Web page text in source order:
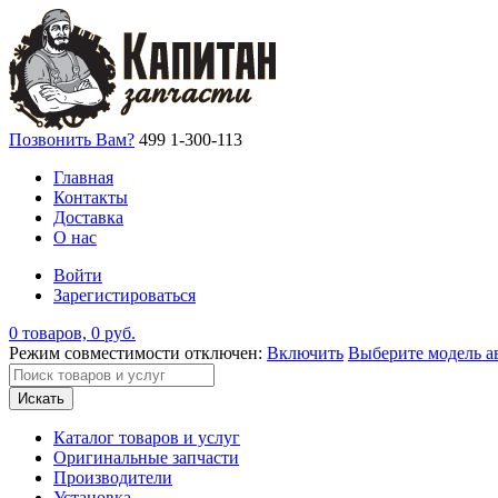
Позвонить Вам? 499 1-300-113
Главная
Контакты
Доставка
О нас
Войти
Зарегистироваться
0 товаров, 0 руб.
Режим совместимости отключен: Включить Выберите модель
Искать
Каталог товаров и услуг
Оригинальные запчасти
Производители